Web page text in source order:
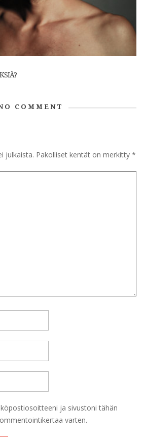
COMMENT
julkaista. Pakolliset kentät on merkitty *
ja sivustoni tähän
varten.